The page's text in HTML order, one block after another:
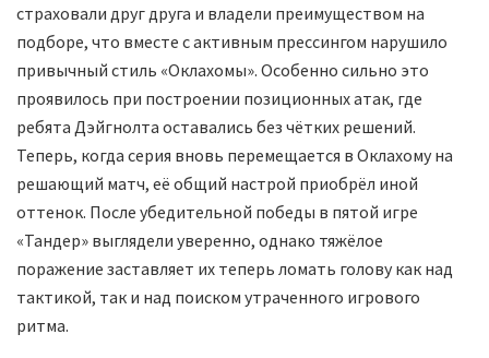
страховали друг друга и владели преимуществом на
подборе, что вместе с активным прессингом нарушило
привычный стиль «Оклахомы». Особенно сильно это
проявилось при построении позиционных атак, где
ребята Дэйгнолта оставались без чётких решений.
Теперь, когда серия вновь перемещается в Оклахому на
решающий матч, её общий настрой приобрёл иной
оттенок. После убедительной победы в пятой игре
«Тандер» выглядели уверенно, однако тяжёлое
поражение заставляет их теперь ломать голову как над
тактикой, так и над поиском утраченного игрового
ритма.